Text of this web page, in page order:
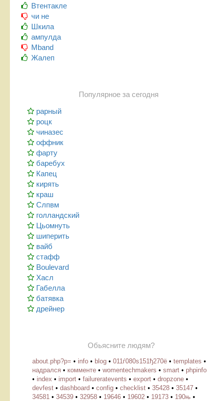
Втентакле
чи не
Шкила
ампулда
Mband
Жалеп
Популярное за сегодня
рарный
роцк
чиназес
оффник
фарту
баребух
Капец
кирять
краш
Слпвм
голландский
Цьомнуть
шиперить
вайб
стафф
Boulevard
Хасл
Габелла
батявка
дрейнер
Обьясните людям?
about.php?p= • info • blog • 011ѓ080ѕ151ђ270ё • templates •
надрался • комменте • womentechmakers • smart • phpinfo
• index • import • failureratevents • export • dropzone •
devfest • dashboard • config • checklist • 35428 • 35147 •
34581 • 34539 • 32958 • 19646 • 19602 • 19173 • 190њ •